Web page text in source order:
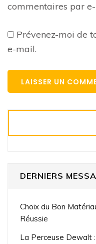
commentaires par
Prévenez-moi de
e-mail.
DERNIERS
Choix du Bon
Réussie
La Perceuse Dewalt